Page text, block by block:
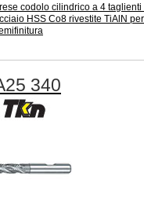
codolo cilindrico a 4 taglienti
HSS Co8 rivestite TiAlN per
340